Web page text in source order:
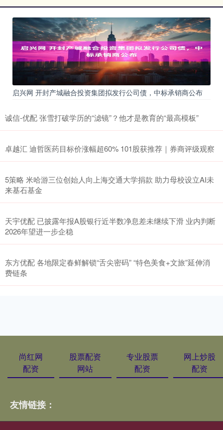
启兴网 开封产城融合投资集团拟发行公司债，中标承销商公布
诚信-优配 张雪打破学历的“滤镜”？他才是教育的“最高模板”
卓越汇 迪哲医药目标价涨幅超60% 101股获推荐｜券商评级观察
5策略 米哈游三位创始人向上海交通大学捐款 助力母校设立AI未
来基石基金
天宇优配 已披露年报A股银行近半数净息差未继续下滑 业内判断
2026年望进一步企稳
东方优配 各地限定春鲜解锁“舌尖密码” “特色美食+文旅”延伸消
费链条
尚红网
配资
股票配资
网站
专业股票
配资
网上炒股
配资
友情链接：